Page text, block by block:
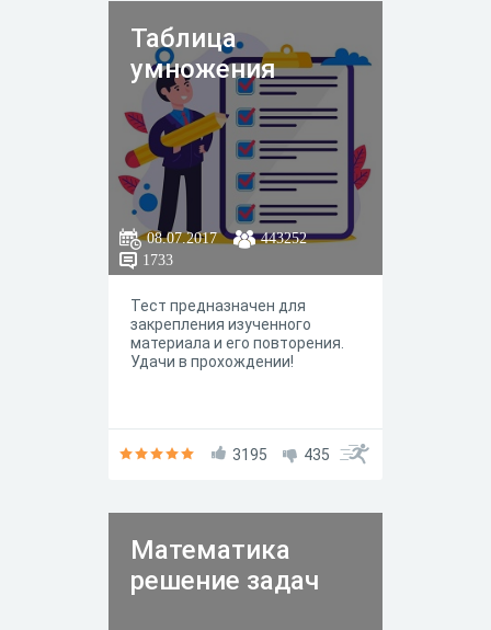
Таблица
умножения
08.07.2017
443252
1733
Тест предназначен для
закрепления изученного
материала и его повторения.
Удачи в прохождении!
3195 435
Математика
решение задач